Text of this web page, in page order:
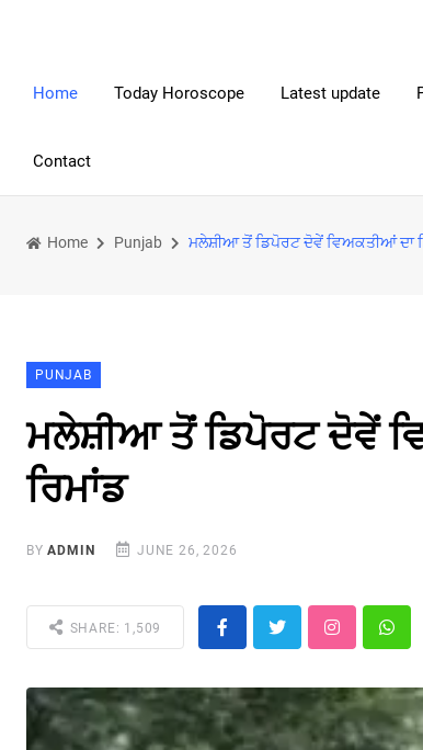
Home Today Horoscope Latest update
Contact
Home Punjab ਮਲੇਸ਼ੀਆ ਤੋਂ ਡਿਪੋਰਟ ਦੋਵੇਂ ਵਿਅਕਤੀਆਂ ਦਾ
PUNJAB
ਮਲੇਸ਼ੀਆ ਤੋਂ ਡਿਪੋਰਟ ਦੋਵੇਂ
ਰਿਮਾਂਡ
BYADMIN JUNE 26, 2026
SHARE: 1,509